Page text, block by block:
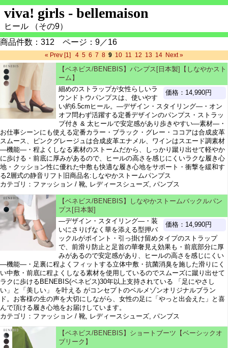
viva! girls - bellemaison
ヒール （その9）
商品件数：312 ページ：9／16
« Prev [1] 4 5 6 7 8 9 10 11 12 13 14 Next »
【ベネビス/BENEBIS】パンプス[日本製]【しなやかスト
ーム】
価格：14,990円
細めのストラップが女性らしいラ
ウンドトウパンプスは、使いやす
い約6.5cmヒール。―デザイン・スタイリング―・オン
オフ問わず活躍する定番デザインのパンプス・ストラッ
プ付き & 太ヒールで安定感があり歩きやすい―素材―・
お仕事シーンにも使える定番カラー・ブラック・グレー・ココアは合成皮革
スムース、ピンクグレージュは合成皮革エナメル、ワインはスエード調素材
―機能―・程よくしなる素材のストームだから、しっかり蹴り出せて軽やか
に歩ける・前底に厚みがあるので、ヒールの高さを感じにくいラクな履き心
地・クッション性に優れた中敷も快適な履き心地をサポート・衝撃を緩和す
る2層式の静音リフト旧商品名:しなやかストームパンプス
カテゴリ：ファッション / 靴, レディースシューズ, パンプス
【ベネビス/BENEBIS】しなやかストームバックルパン
プス[日本製]
価格：14,990円
―デザイン・スタイリング―・装
いにさりげなく華を添える型押バ
ックルがポイント・引っ掛け留めタイプのストラップ
で、前滑り防止と足首の華奢見え効果も・前底部分に厚
みがあるので安定感があり、ヒールの高さを感じにくい
―機能―・足裏に程よくフィットする立体中敷・抗菌消臭を施した滑りにく
い中敷・前底に程よくしなる素材を使用しているのでスムーズに蹴り出せて
ラクに歩けるBENEBIS(ベネビス)30年以上支持されている 「足にやさし
い」と「美しい」 を叶える がコンセプトのベルメゾンオリジナルブラン
ド。お客様の生の声を大切にしながら、女性の足に「やっと出会えた」と喜
んで頂ける履き心地をお届けしています。
カテゴリ：ファッション / 靴, レディースシューズ, パンプス
【ベネビス/BENEBIS】ショートブーツ【ベーシックオ
ブリーク】